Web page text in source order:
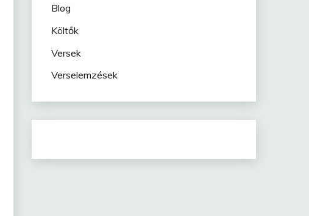
Blog
Költők
Versek
Verselemzések